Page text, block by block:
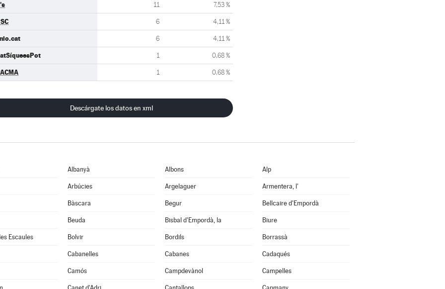
11 7,53 %
6 4,11 %
6 4,11 %
1 0,68 %
1 0,68 %
Descárgate los datos en xml
Albanyà Albons Alp
Arbúcies Argelaguer Armentera, l'
Bàscara Begur Bellcaire d'Empordà
Beuda Bisbal d'Empordà, la Biure
Escaules Bolvir Bordils Borrassà
Cabanelles Cabanes Cadaqués
Camós Campdevànol Campelles